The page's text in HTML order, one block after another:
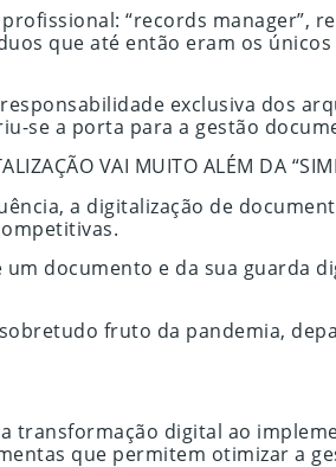
“records
que até então eram os
exclusiva dos
se a porta para a gestão
VAI MUITO ALÉM DA
a digitalização de
documento e da sua
fruto da pandemia,
digital ao
que permitem otimizar a